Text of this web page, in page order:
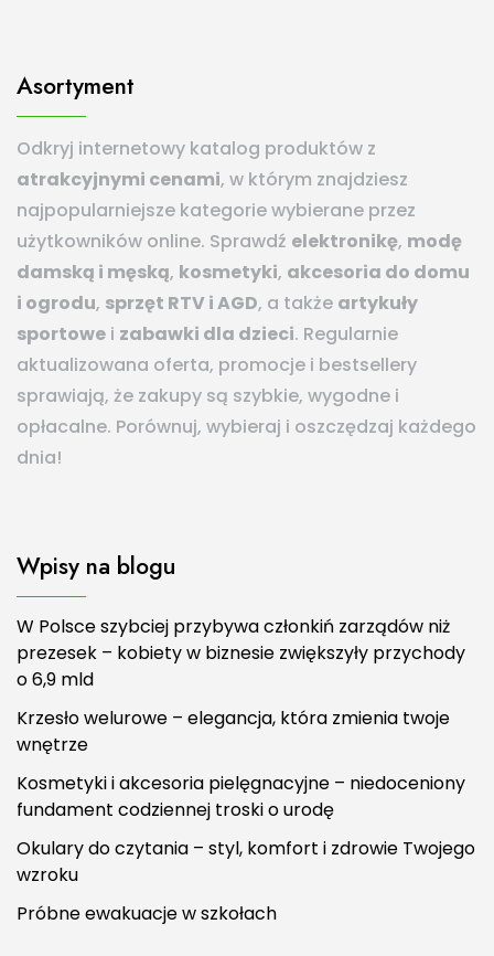
Asortyment
Odkryj internetowy katalog produktów z
atrakcyjnymi cenami, w którym znajdziesz
najpopularniejsze kategorie wybierane przez
użytkowników online. Sprawdź elektronikę, modę
damską i męską, kosmetyki, akcesoria do domu
i ogrodu, sprzęt RTV i AGD, a także artykuły
sportowe i zabawki dla dzieci. Regularnie
aktualizowana oferta, promocje i bestsellery
sprawiają, że zakupy są szybkie, wygodne i
opłacalne. Porównuj, wybieraj i oszczędzaj każdego
dnia!
Wpisy na blogu
W Polsce szybciej przybywa członkiń zarządów niż
prezesek – kobiety w biznesie zwiększyły przychody
o 6,9 mld
Krzesło welurowe – elegancja, która zmienia twoje
wnętrze
Kosmetyki i akcesoria pielęgnacyjne – niedoceniony
fundament codziennej troski o urodę
Okulary do czytania – styl, komfort i zdrowie Twojego
wzroku
Próbne ewakuacje w szkołach